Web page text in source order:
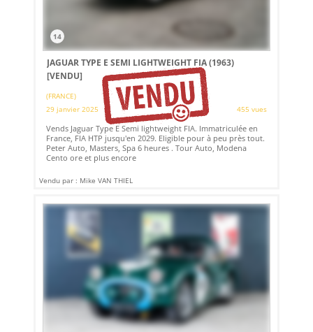
14
JAGUAR TYPE E SEMI LIGHTWEIGHT FIA (1963)
[VENDU]
(FRANCE)
29 janvier 2025
455 vues
Vends Jaguar Type E Semi lightweight FIA. Immatriculée en
France, FIA HTP jusqu'en 2029. Eligible pour à peu près tout.
Peter Auto, Masters, Spa 6 heures . Tour Auto, Modena
Cento ore et plus encore
Vendu par : Mike VAN THIEL